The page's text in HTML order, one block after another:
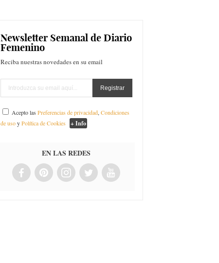
Newsletter Semanal de Diario
Femenino
Reciba nuestras novedades en su email
Acepto lasPreferencias de privacidad,Condiciones
de usoyPolítica de Cookies + Info
EN LAS REDES